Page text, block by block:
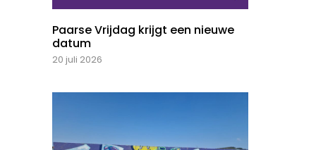
Paarse Vrijdag krijgt een nieuwe
datum
20 juli 2026